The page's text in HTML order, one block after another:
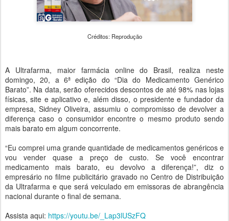
Créditos: Reprodução
A Ultrafarma, maior farmácia online do Brasil, realiza neste
domingo, 20, a 6ª edição do “Dia do Medicamento Genérico
Barato”. Na data, serão oferecidos descontos de até 98% nas lojas
físicas, site e aplicativo e, além disso, o presidente e fundador da
empresa, Sidney Oliveira, assumiu o compromisso de devolver a
diferença caso o consumidor encontre o mesmo produto sendo
mais barato em algum concorrente.
“Eu comprei uma grande quantidade de medicamentos genéricos e
vou vender quase a preço de custo. Se você encontrar
medicamento mais barato, eu devolvo a diferença!”, diz o
empresário no filme publicitário gravado no Centro de Distribuição
da Ultrafarma e que será veiculado em emissoras de abrangência
nacional durante o final de semana.
Assista aqui: https://youtu.be/_Lap3lUSzFQ